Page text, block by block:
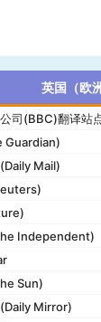
英国（欧
司(BBC)翻译站
Guardian)
Mail)
Independent)
Sun)
Mirror)